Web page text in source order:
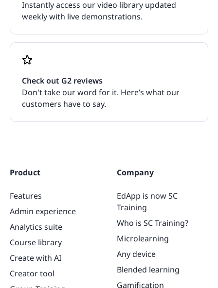
Instantly access our video library updated
weekly with live demonstrations.
Check out G2 reviews
Don't take our word for it. Here’s what our
customers have to say.
Product
Features
Admin experience
Analytics suite
Course library
Create with AI
Creator tool
Company
EdApp is now SC
Training
Who is SC Training?
Microlearning
Any device
Blended learning
Gamification